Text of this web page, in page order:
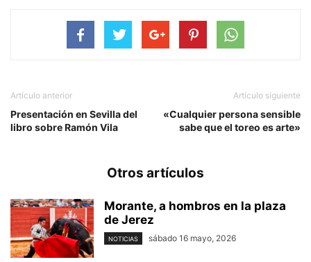
Artículo anterior
Presentación en Sevilla del
libro sobre Ramón Vila
Artículo siguiente
«Cualquier persona sensible
sabe que el toreo es arte»
Otros artículos
Morante, a hombros en la plaza
de Jerez
NOTICIAS sábado 16 mayo, 2026